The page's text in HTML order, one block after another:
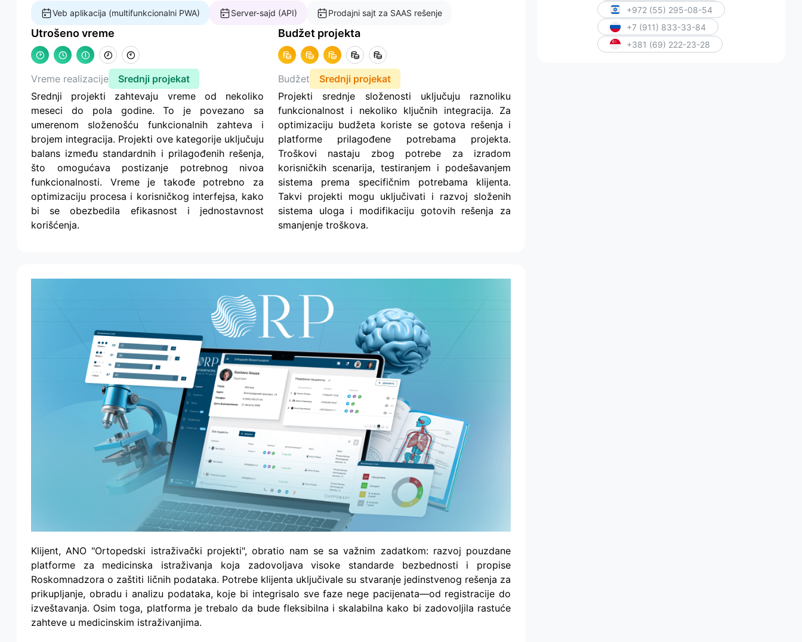
Veb aplikacija (multifunkcionalni PWA) Server-sajd (API) Prodajni sajt za SAAS rešenje
Utrošeno vreme
Vreme realizacije
Srednji projekat
Srednji projekti zahtevaju vreme od nekoliko
meseci do pola godine. To je povezano sa
umerenom složenošću funkcionalnih zahteva i
brojem integracija. Projekti ove kategorije uključuju
balans između standardnih i prilagođenih rešenja,
što omogućava postizanje potrebnog nivoa
funkcionalnosti. Vreme je takođe potrebno za
optimizaciju procesa i korisničkog interfejsa, kako
bi se obezbedila efikasnost i jednostavnost
korišćenja.
Budžet projekta
Budžet
Srednji projekat
Projekti srednje složenosti uključuju raznoliku
funkcionalnost i nekoliko ključnih integracija. Za
optimizaciju budžeta koriste se gotova rešenja i
platforme prilagođene potrebama projekta.
Troškovi nastaju zbog potrebe za izradom
korisničkih scenarija, testiranjem i podešavanjem
sistema prema specifičnim potrebama klijenta.
Takvi projekti mogu uključivati i razvoj složenih
sistema uloga i modifikaciju gotovih rešenja za
smanjenje troškova.
Klijent, ANO "Ortopedski istraživački projekti", obratio nam se sa važnim zadatkom: razvoj pouzdane
platforme za medicinska istraživanja koja zadovoljava visoke standarde bezbednosti i propise
Roskomnadzora o zaštiti ličnih podataka. Potrebe klijenta uključivale su stvaranje jedinstvenog rešenja za
prikupljanje, obradu i analizu podataka, koje bi integrisalo sve faze nege pacijenata—od registracije do
izveštavanja. Osim toga, platforma je trebalo da bude fleksibilna i skalabilna kako bi zadovoljila rastuće
zahteve u medicinskim istraživanjima.
+972 (55) 295-08-54
+7 (911) 833-33-84
+381 (69) 222-23-28